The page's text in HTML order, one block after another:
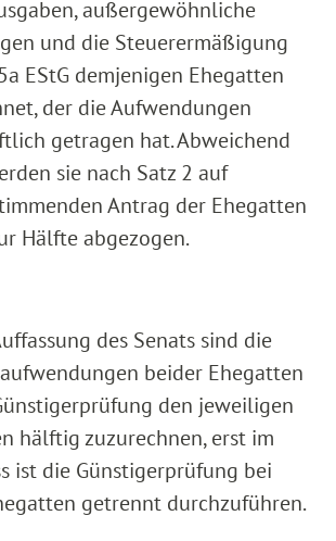
außergewöhnliche
und die Steuerermäßigung
EStG demjenigen Ehegatten
der die Aufwendungen
getragen hat. Abweichend
sie nach Satz 2 auf
Antrag der Ehegatten
Hälfte abgezogen.
des Senats sind die
beider Ehegatten
den jeweiligen
hälftig zuzurechnen, erst im
ist die Günstigerprüfung bei
getrennt durchzuführen.